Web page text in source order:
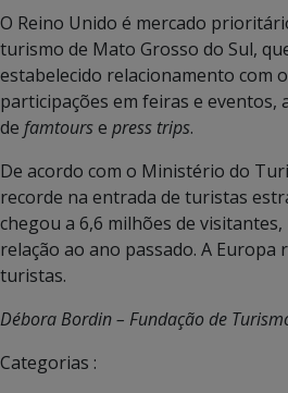
O Reino Unido é mercado
turismo de Mato Grosso do Sul,
estabelecido relacionamento com
participações em feiras e eventos,
de famtourse press trips.
De acordo com o Ministério do
recorde na entrada de turistas
chegou a 6,6 milhões de
relação ao ano passado. A Europa
turistas.
Débora Bordin – Fundação de
Categorias :